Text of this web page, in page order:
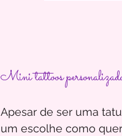
Mini tattoos
Apesar de ser uma
um escolhe como